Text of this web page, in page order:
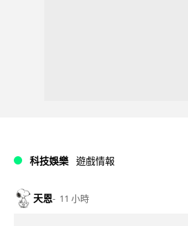
科技娛樂 遊戲情報
天恩 11 小時